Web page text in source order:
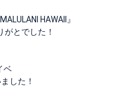
HAWAII』
とでした！
ベ
した！